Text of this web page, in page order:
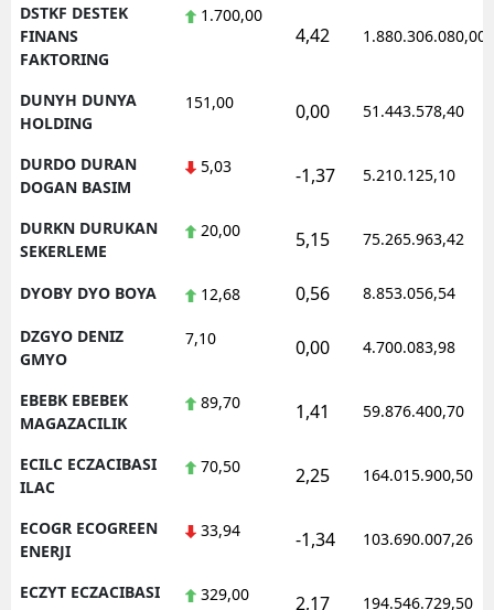
DSTKF DESTEK
FINANS
FAKTORING
1.700,00
4,42 1.880.306.080,00
DUNYH DUNYA
HOLDING
151,00 0,00 51.443.578,40
DURDO DURAN
DOGAN BASIM
5,03 -1,37 5.210.125,10
DURKN DURUKAN
SEKERLEME
20,00 5,15 75.265.963,42
DYOBY DYO BOYA 12,68 0,56 8.853.056,54
DZGYO DENIZ
GMYO
7,10 0,00 4.700.083,98
EBEBK EBEBEK
MAGAZACILIK
89,70 1,41 59.876.400,70
ECILC ECZACIBASI
ILAC
70,50 2,25 164.015.900,50
ECOGR ECOGREEN
ENERJI
33,94 -1,34 103.690.007,26
ECZYT ECZACIBASI
329,00 2,17 194.546.729,50